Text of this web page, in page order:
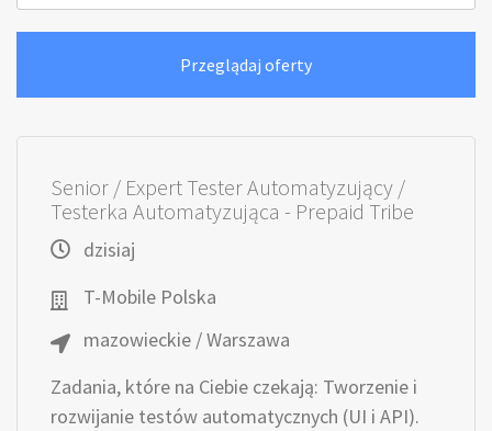
Senior / Expert Tester Automatyzujący /
Testerka Automatyzująca - Prepaid Tribe
dzisiaj
T-Mobile Polska
mazowieckie / Warszawa
Zadania, które na Ciebie czekają: Tworzenie i
rozwijanie testów automatycznych (UI i API).